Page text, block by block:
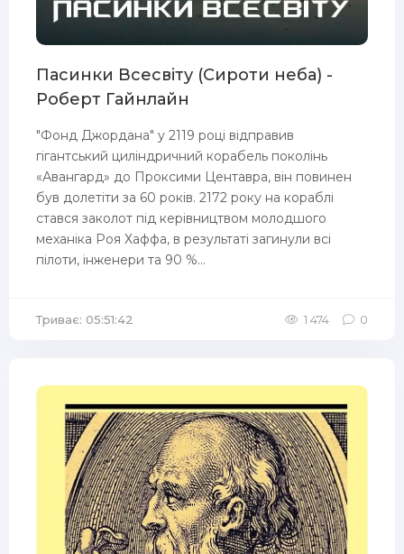
Пасинки Всесвіту (Сироти неба) -
Роберт Гайнлайн
"Фонд Джордана" у 2119 році відправив
гігантський циліндричний корабель поколінь
«Авангард» до Проксими Центавра, він повинен
був долетіти за 60 років. 2172 року на кораблі
стався заколот під керівництвом молодшого
механіка Роя Хаффа, в результаті загинули всі
пілоти, інженери та 90 %...
Триває: 05:51:42 1 474 0